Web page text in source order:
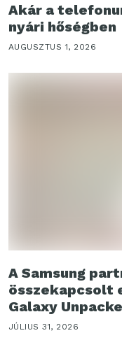
Akár a
nyári hőségben
AUGUSZTUS 1, 2026
A Samsung
összekapcsolt
Galaxy
JÚLIUS 31, 2026